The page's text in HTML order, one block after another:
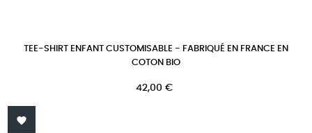
TEE-SHIRT ENFANT CUSTOMISABLE - FABRIQUÉ EN FRANCE EN
COTON BIO
Prix
42,00 €
